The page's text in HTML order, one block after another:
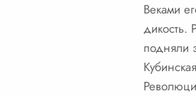
Веками
дикость.
подняли